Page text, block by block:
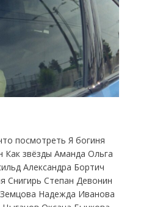
посмотреть Я богиня
звёзды Аманда Ольга
Александра Бортич
Снигирь Степан Девонин
Надежда Иванова